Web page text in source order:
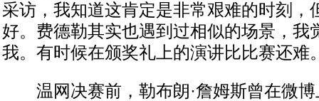
采访，我知道这肯定是非常艰难的时刻，
好。费德勒其实也遇到过相似的场景，我
我。有时候在颁奖礼上的演讲比比赛还难
温网决赛前，勒布朗·詹姆斯曾在微博